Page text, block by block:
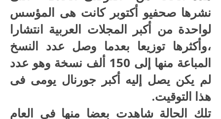
نشرها صحفيو أكتوبر كانت هى المؤسس
لواحدة من أكبر المجلات العربية انتشارا
،وأكثرها توزيعا بعدما وصل عدد النسخ
المباعة منها إلى 150 ألف نسخة وهو عدد
لم يكن يصل إليه أكبر جورنال يومى فى
هذا التوقيت.
تلك الحالة شاهدت بعضا منها فى العام